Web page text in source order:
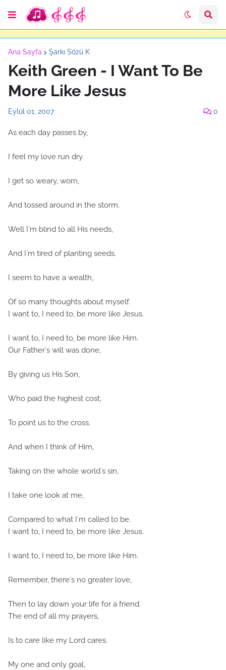
Ana Sayfa Şarkı Sözü K
Keith Green - I Want To Be
More Like Jesus
Eylül 01, 2007 0
As each day passes by,
I feel my love run dry.
I get so weary, worn,
And tossed around in the storm.
Well I`m blind to all His needs,
And I`m tired of planting seeds.
I seem to have a wealth,
Of so many thoughts about myself.
I want to, I need to, be more like Jesus.
I want to, I need to, be more like Him.
Our Father`s will was done,
By giving us His Son,
Who paid the highest cost,
To point us to the cross.
And when I think of Him,
Taking on the whole world`s sin,
I take one look at me,
Compared to what I`m called to be.
I want to, I need to, be more like Jesus.
I want to, I need to, be more like Him.
Remember, there`s no greater love,
Then to lay down your life for a friend.
The end of all my prayers,
Is to care like my Lord cares.
My one and only goal,